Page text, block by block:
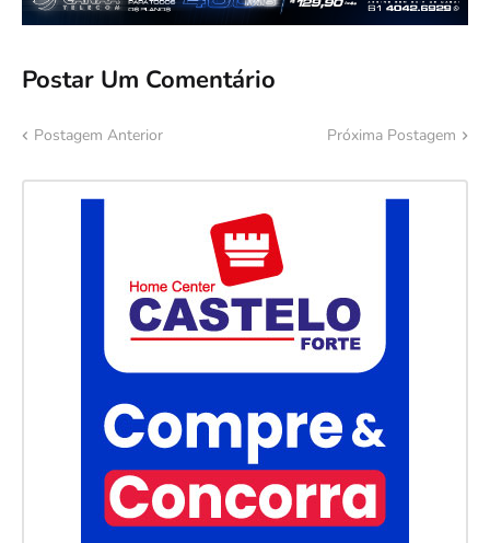
Postar Um Comentário
Postagem Anterior Próxima Postagem